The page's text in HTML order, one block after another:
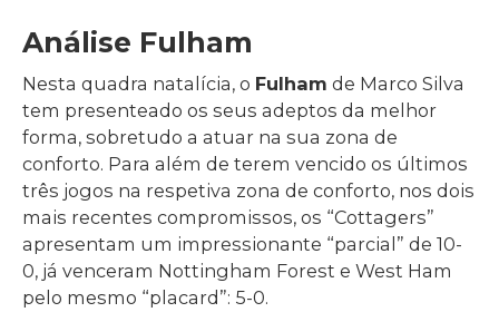
Análise Fulham
Nesta quadra natalícia, o Fulham de Marco Silva
tem presenteado os seus adeptos da melhor
forma, sobretudo a atuar na sua zona de
conforto. Para além de terem vencido os últimos
três jogos na respetiva zona de conforto, nos dois
mais recentes compromissos, os “Cottagers”
apresentam um impressionante “parcial” de 10-
0, já venceram Nottingham Forest e West Ham
pelo mesmo “placard”: 5-0.